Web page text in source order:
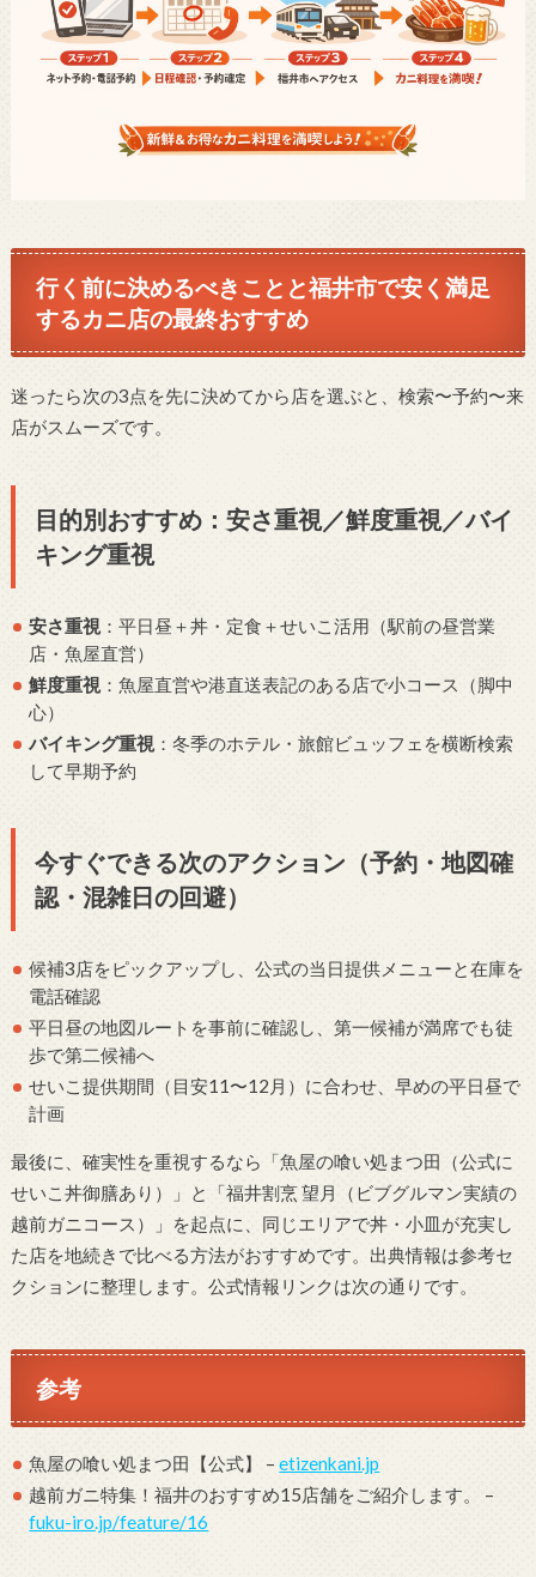
行く前に決めるべきことと福井市で安く満足
するカニ店の最終おすすめ
迷ったら次の3点を先に決めてから店を選ぶと、検索〜予約〜来
店がスムーズです。
目的別おすすめ：安さ重視／鮮度重視／バイ
キング重視
安さ重視 ：平日昼＋丼・定食＋せいこ活用（駅前の昼営業
店・魚屋直営）
鮮度重視 ：魚屋直営や港直送表記のある店で小コース（脚中
心）
バイキング重視 ：冬季のホテル・旅館ビュッフェを横断検索
して早期予約
今すぐできる次のアクション（予約・地図確
認・混雑日の回避）
候補3店をピックアップし、公式の当日提供メニューと在庫を
電話確認
平日昼の地図ルートを事前に確認し、第一候補が満席でも徒
歩で第二候補へ
せいこ提供期間（目安11〜12月）に合わせ、早めの平日昼で
計画
最後に、確実性を重視するなら「魚屋の喰い処まつ田（公式に
せいこ丼御膳あり）」と「福井割烹 望月（ビブグルマン実績の
越前ガニコース）」を起点に、同じエリアで丼・小皿が充実し
た店を地続きで比べる方法がおすすめです。出典情報は参考セ
クションに整理します。公式情報リンクは次の通りです。
参考
魚屋の喰い処まつ田【公式】 –etizenkani.jp
越前ガニ特集！福井のおすすめ15店舗をご紹介します。 –
fuku-iro.jp/feature/16